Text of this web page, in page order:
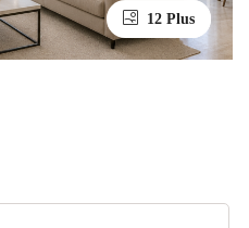
8 Plus
12 Plus